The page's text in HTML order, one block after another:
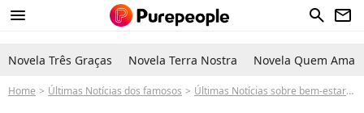
menu search newsletter
Novela Três Graças Novela Terra Nostra Novela Quem Ama
Home Últimas Notícias dos famosos Últimas Notícias sobre bem-estar-